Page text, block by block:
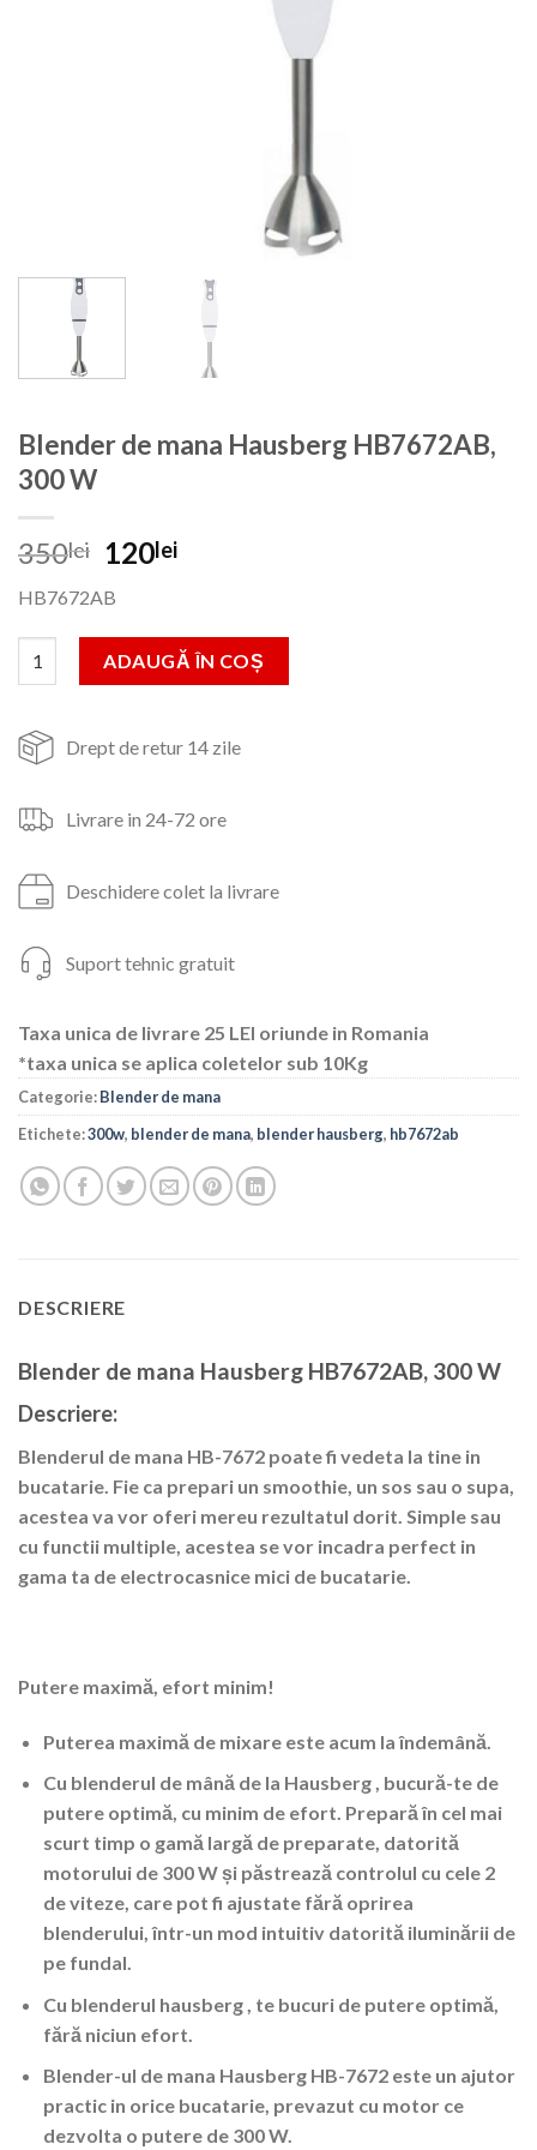
Blender de mana Hausberg HB7672AB,
300 W
350lei
Prețul
a
fost:
350lei.
120leiPrețul
120lei.
HB7672AB
Cantitate Blender de mana Hausberg HB7672AB, 300 W
ADAUGĂ ÎN COȘ
Drept de retur 14 zile
Livrare in 24-72 ore
Deschidere colet la livrare
Suport tehnic gratuit
Taxa unica de livrare 25 LEI oriunde in Romania
*taxa unica se aplica coletelor sub 10Kg
Categorie:Blender de mana
Etichete:300w, blender de mana, blender hausberg, hb7672ab
DESCRIERE
Blender de mana Hausberg HB7672AB, 300 W
Descriere:
Blenderul de mana HB-7672 poate fi vedeta la tine in
bucatarie. Fie ca prepari un smoothie, un sos sau o supa,
acestea va vor oferi mereu rezultatul dorit. Simple sau
cu functii multiple, acestea se vor incadra perfect in
gama ta de electrocasnice mici de bucatarie.
Putere maximă, efort minim!
Puterea maximă de mixare este acum la îndemână.
Cu blenderul de mână de la Hausberg , bucură-te de
putere optimă, cu minim de efort. Prepară în cel mai
scurt timp o gamă largă de preparate, datorită
motorului de 300 W și păstrează controlul cu cele 2
de viteze, care pot fi ajustate fără oprirea
blenderului, într-un mod intuitiv datorită iluminării de
pe fundal.
Cu blenderul hausberg , te bucuri de putere optimă,
fără niciun efort.
Blender-ul de mana Hausberg HB-7672 este un ajutor
practic in orice bucatarie, prevazut cu motor ce
dezvolta o putere de 300 W.